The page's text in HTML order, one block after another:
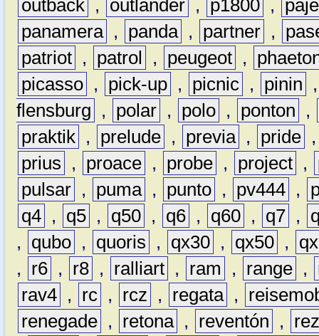
outback , outlander , p1800 ,
panamera , panda , partner ,
patriot , patrol , peugeot ,
picasso , pick-up , picnic , pinin
flensburg
, polar , polo , ponton
,
praktik , prelude , previa , pride
prius
, proace , probe , project ,
pulsar , puma , punto , pv444 ,
q4 , q5 , q50 , q6 , q60 , q7 ,
,
qubo , quoris , qx30 , qx50 ,
,
r6 , r8 , ralliart , ram , range ,
rav4 , rc , rcz , regata ,
renegade , retona , reventón ,